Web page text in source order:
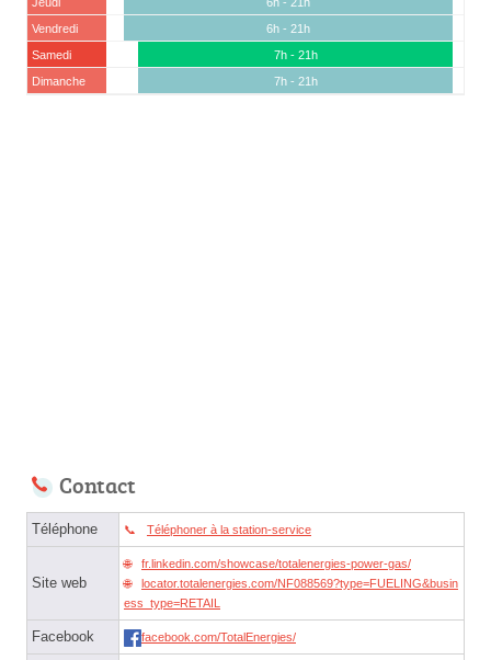
Vendredi
6h - 21h
Samedi
7h - 21h
Dimanche
7h - 21h
Contact
Téléphone Téléphoner à la station-service
Site web
fr.linkedin.com/showcase/totalenergies-power-gas/
locator.totalenergies.com/NF088569?type=FUELING&busin
ess_type=RETAIL
Facebook facebook.com/TotalEnergies/